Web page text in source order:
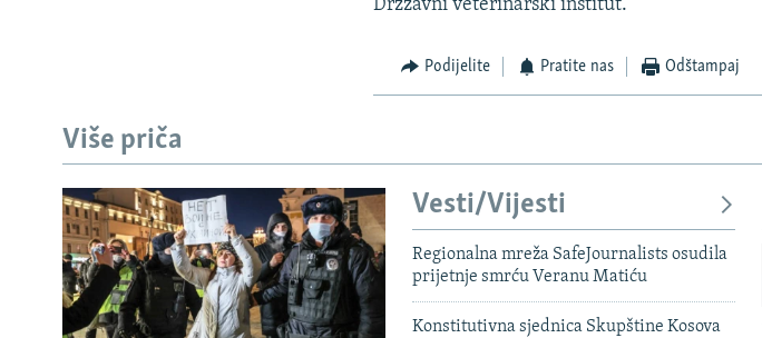
VIŠE OD NASLOVA
GENOCID U SREBRENICI
POPLAVE I KLIZIŠTA U BIH 2024.
TV LIBERTY
POST SCRIPTUM
MOJA EVROPA
Drzzavni veterinarski institut.
Podijelite Pratite nas Odštampaj
Više priča
Vesti/Vijesti
Regionalna mreža SafeJournalists osudila
prijetnje smrću Veranu Matiću
Konstitutivna sjednica Skupštine Kosova